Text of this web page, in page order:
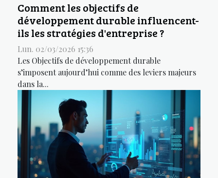
Comment les objectifs de
développement durable influencent-
ils les stratégies d'entreprise ?
Lun. 02/03/2026 15:36
Les Objectifs de développement durable
s’imposent aujourd’hui comme des leviers majeurs
dans la...